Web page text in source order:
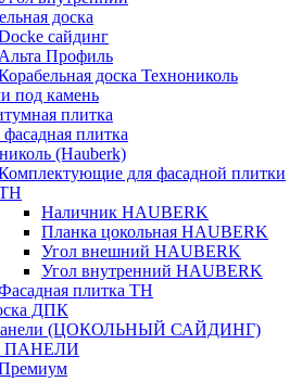
доска
сайдинг
Альта Профиль
доска Технониколь
под камень
плитка
плитка
(Hauberk)
для фасадной плитки
Наличник HAUBERK
Планка цокольная HAUBERK
Угол внешний HAUBERK
Угол внутренний HAUBERK
плитка ТН
ДПК
(ЦОКОЛЬНЫЙ САЙДИНГ)
ПАНЕЛИ